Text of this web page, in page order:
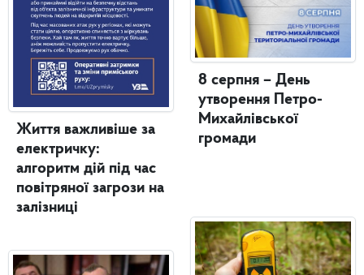
Життя важливіше за
електричку:
алгоритм дій під час
повітряної загрози на
залізниці
8 серпня – День
утворення Петро-
Михайлівської
громади